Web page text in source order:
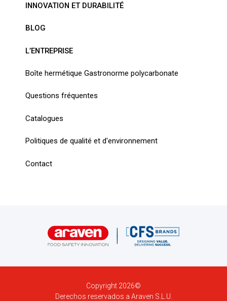
INNOVATION ET DURABILITÉ
BLOG
L’ENTREPRISE
Boîte hermétique Gastronorme polycarbonate
Questions fréquentes
Catalogues
Politiques de qualité et d'environnement
Contact
Copyright 2026©
Derechos reservados a Araven S.L.U.